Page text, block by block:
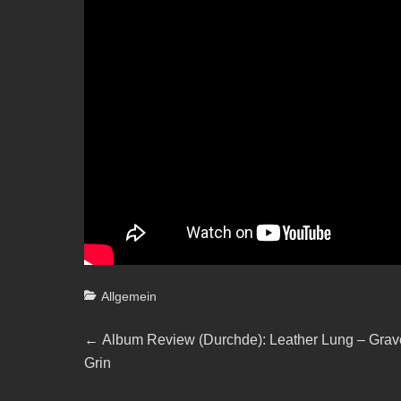
Categories
Allgemein
Beitragsnavigation
←Previous
post:
Album Review (Durchde): Leather Lung –
Grin